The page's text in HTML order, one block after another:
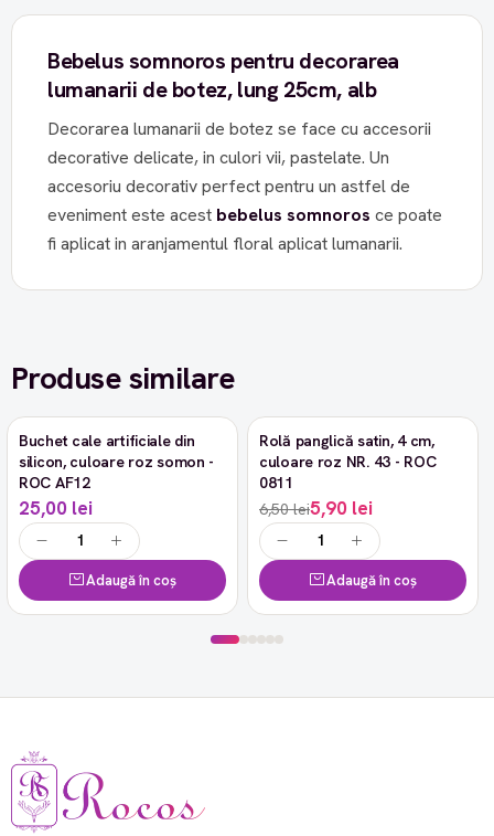
Bebelus somnoros pentru decorarea
lumanarii de botez, lung 25cm, alb
Decorarea lumanarii de botez se face cu accesorii
decorative delicate, in culori vii, pastelate. Un
accesoriu decorativ perfect pentru un astfel de
eveniment este acest bebelus somnoros ce poate
fi aplicat in aranjamentul floral aplicat lumanarii.
Produse similare
Buchet cale artificiale din
silicon, culoare roz somon -
ROC AF12
25,00 lei
Adaugă în coș
-9%
Rolă panglică satin, 4 cm,
culoare roz NR. 43 - ROC
0811
6,50 lei5,90 lei
Adaugă în coș